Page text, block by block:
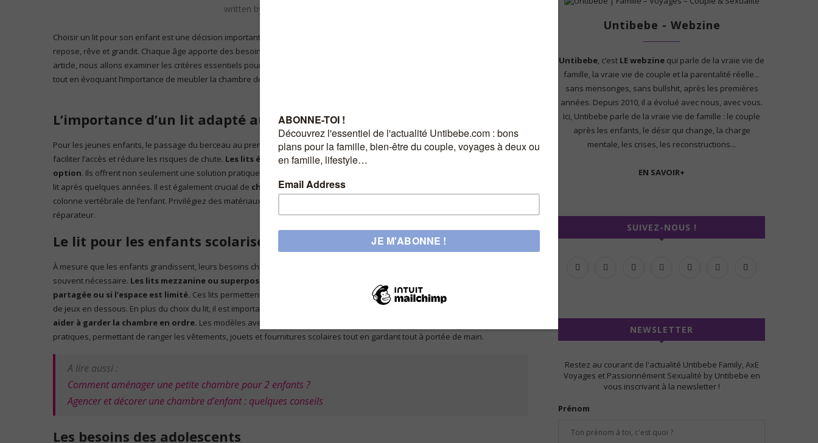
written by
Choisir un lit pour son enfant est une décision importante. Le lit n’est pas seulement un meuble, mais un espace où l’enfant se
repose, rêve et grandit. Chaque âge apporte des besoins spécifiques en termes de confort, de sécurité et de design. Dans cet
article, nous allons examiner les critères essentiels pour
tout en évoquant l’importance de meubler la chambre de manière fonctionnelle avec des options comme une
L’importance d’un lit adapté aux tout-petits
Pour les jeunes enfants, le passage du berceau au premier lit est une étape importante. Unlit enfantadapté doit être bas pour
faciliter l’accès et réduire les risques de chute. Les lits évolutifs, qui grandissent avec l’enfant, sont une excellente
option. Ils offrent non seulement une solution pratique, mais aussi une certaine longévité, évitant ainsi de devoir remplacer le
lit après quelques années. Il est également crucial de choisir un matelas confortable et ferme
colonne vertébrale de l’enfant. Privilégiez des matériaux hypoallergéniques et respirants pour garantir un sommeil sain et
réparateur.
Le lit pour les enfants scolarisés en primaire
À mesure que les enfants grandissent, leurs besoins changent. Pour les enfants d’âge scolaire, un lit plus spacieux devient
souvent nécessaire. Les lits mezzanine ou superposés sont des solutions populaires, surtout si la chambre est
partagée ou si l’espace est limité. Ces lits permettent d’optimiser la pièce en libérant de l’espace pour un bureau ou une aire
de jeux en dessous. En plus du choix du lit, il est important de penser au rangement.
Unearmoire enfant
aider à garder la chambre en ordre. Les modèles avec des étagères réglables et des tiroirs intégrés sont particulièrement
pratiques, permettant de ranger les vêtements, jouets et fournitures scolaires tout en gardant tout à portée de main.
A lire aussi :
Comment aménager une petite chambre pour 2 enfants ?
Agencer et décorer une chambre d’enfant : quelques conseils
Les besoins des adolescents
Untibebe - Webzine
Untibebe, c’est LE webzine qui parle de la vraie vie de
famille, la vraie vie de couple et la parentalité réelle...
sans mensonges, sans bullshit, après les premières
années. Depuis 2010, il a évolué avec nous, avec vous.
Ici, Untibebe parle de la vraie vie de famille : le couple
après les enfants, le désir qui change, la charge
mentale, les crises, les reconstructions...
EN SAVOIR+
SUIVEZ-NOUS !
NEWSLETTER
Restez au courant de l'actualité Untibebe Family, AxE
Voyages et Passionnément Sexualité by Untibebe en
vous inscrivant à la newsletter !
Prénom